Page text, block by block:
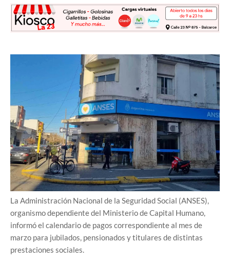
La Administración Nacional de la Seguridad Social (ANSES),
organismo dependiente del Ministerio de Capital Humano,
informó el calendario de pagos correspondiente al mes de
marzo para jubilados, pensionados y titulares de distintas
prestaciones sociales.